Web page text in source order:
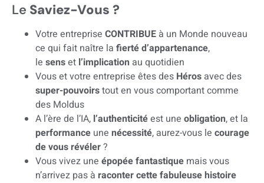
Le Saviez-Vous ?
Votre entreprise CONTRIBUE à un Monde nouveau
ce qui fait naître la fierté d’appartenance,
le senset l’implication au quotidien
Vous et votre entreprise êtes des Héros avec des
super-pouvoirstout en vous comportant comme
des Moldus
A l’ère de l’IA, l’authenticitéest une obligation, et la
performance une nécessité, aurez-vous le courage
de vous révéler?
Vous vivez une épopée fantastique mais vous
n’arrivez pas à raconter cette fabuleuse histoire